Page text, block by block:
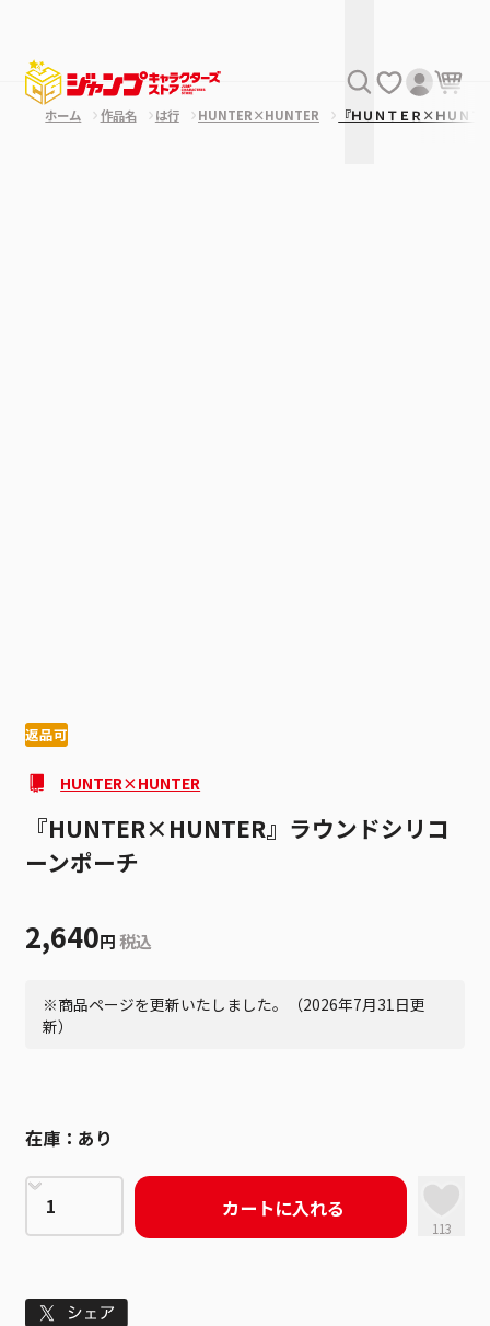
ホーム 作品名 は行 HUNTER×HUNTER 『ＨＵＮＴＥＲ×ＨＵＮ
返品可
HUNTER×HUNTER
『HUNTER×HUNTER』ラウンドシリコ
ーンポーチ
2,640円 税込
※商品ページを更新いたしました。（2026年7月31日更
新）
在庫： あり
カートに入れる
113
Tweet